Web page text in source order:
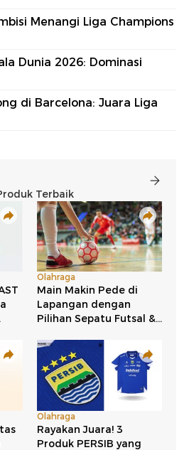
Menangi Liga Champions
Dunia 2026: Dominasi
di Barcelona: Juara Liga